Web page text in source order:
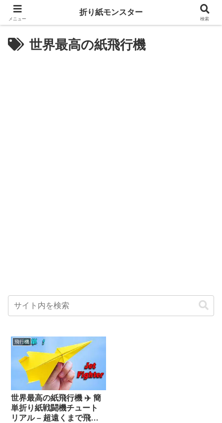
世界最高の紙飛行機
飛行機
世界最高の紙飛行機 ✈️ 簡
単折り紙戦闘機チュート
リアル – 超遠くまで飛ぶ –
メニュー
折り紙モンスター
検索